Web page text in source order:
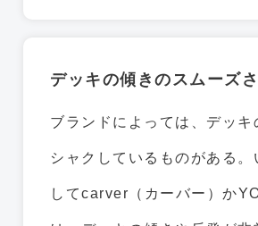
デッキの傾きのスムーズ
ブランドによっては、デッキ
シャクしているものがある。
してcarver（カーバー）か